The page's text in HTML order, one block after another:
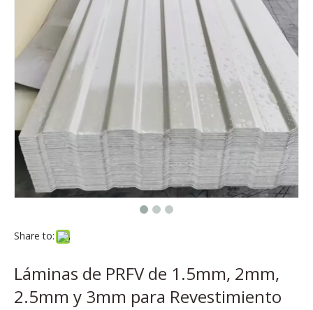
Share to:
Láminas de PRFV de 1.5mm, 2mm,
2.5mm y 3mm para Revestimiento